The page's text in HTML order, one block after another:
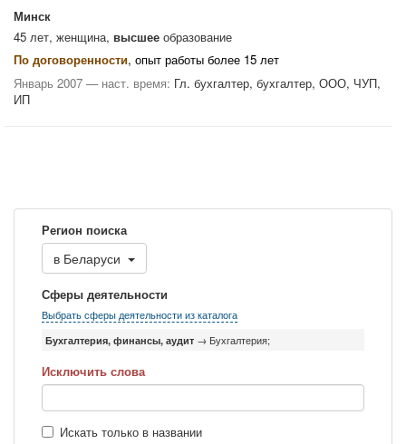
Минск
45 лет, женщина, высшее образование
По договоренности, опыт работы более 15 лет
Январь 2007 — наст. время: Гл. бухгалтер, бухгалтер, ООО, ЧУП,
ИП
Регион поиска
в Беларуси
Сферы деятельности
Выбрать сферы деятельности из каталога
Бухгалтерия, финансы, аудит → Бухгалтерия;
Исключить слова
Искать только в названии